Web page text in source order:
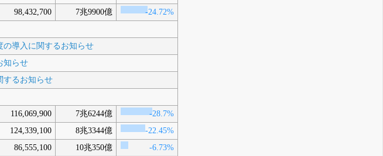
98,432,700 7兆9900億
-24.72%
の導入に関するお知らせ
知らせ
するお知らせ
116,069,900 7兆6244億
-28.7%
124,339,100 8兆3344億
-22.45%
86,555,100 10兆350億
-6.73%